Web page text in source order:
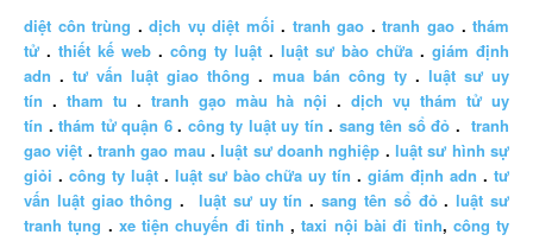
diệt côn trùng .dịch vụ diệt mối . tranh gao .tranh gao .thám
tử . thiết kế web . công ty luật . luật sư bào chữa . giám định
adn .tư vấn luật giao thông . mua bán công ty. luật sư uy
tín . tham tu . tranh gạo màu hà nội .dịch vụ thám tử uy
tín .thám tử quận 6. công ty luật uy tín . sang tên sổ đỏ .tranh
gao việt .tranh gao mau .luật sư doanh nghiệp .luật sư hình sự
giỏi . công ty luật. luật sư bào chữa uy tín .giám định adn .tư
vấn luật giao thông . luật sư uy tín .sang tên sổ đỏ.luật sư
tranh tụng . xe tiện chuyến đi tỉnh ,taxi nội bài đi tỉnh, công ty